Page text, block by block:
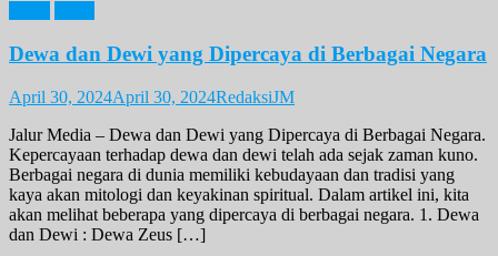
Dewa dan Dewi yang Dipercaya di Berbagai Negara
April 30, 2024April 30, 2024RedaksiJM
Jalur Media – Dewa dan Dewi yang Dipercaya di Berbagai Negara.
Kepercayaan terhadap dewa dan dewi telah ada sejak zaman kuno.
Berbagai negara di dunia memiliki kebudayaan dan tradisi yang
kaya akan mitologi dan keyakinan spiritual. Dalam artikel ini, kita
akan melihat beberapa yang dipercaya di berbagai negara. 1. Dewa
dan Dewi : Dewa Zeus […]